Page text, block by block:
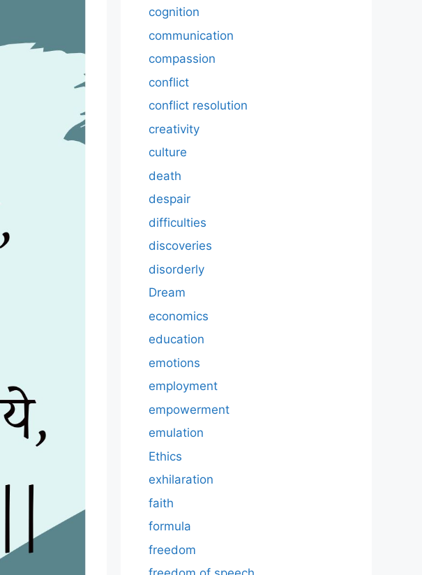
cognition
communication
compassion
conflict
conflict resolution
creativity
culture
death
despair
difficulties
discoveries
disorderly
Dream
economics
education
emotions
employment
empowerment
emulation
Ethics
exhilaration
faith
formula
freedom